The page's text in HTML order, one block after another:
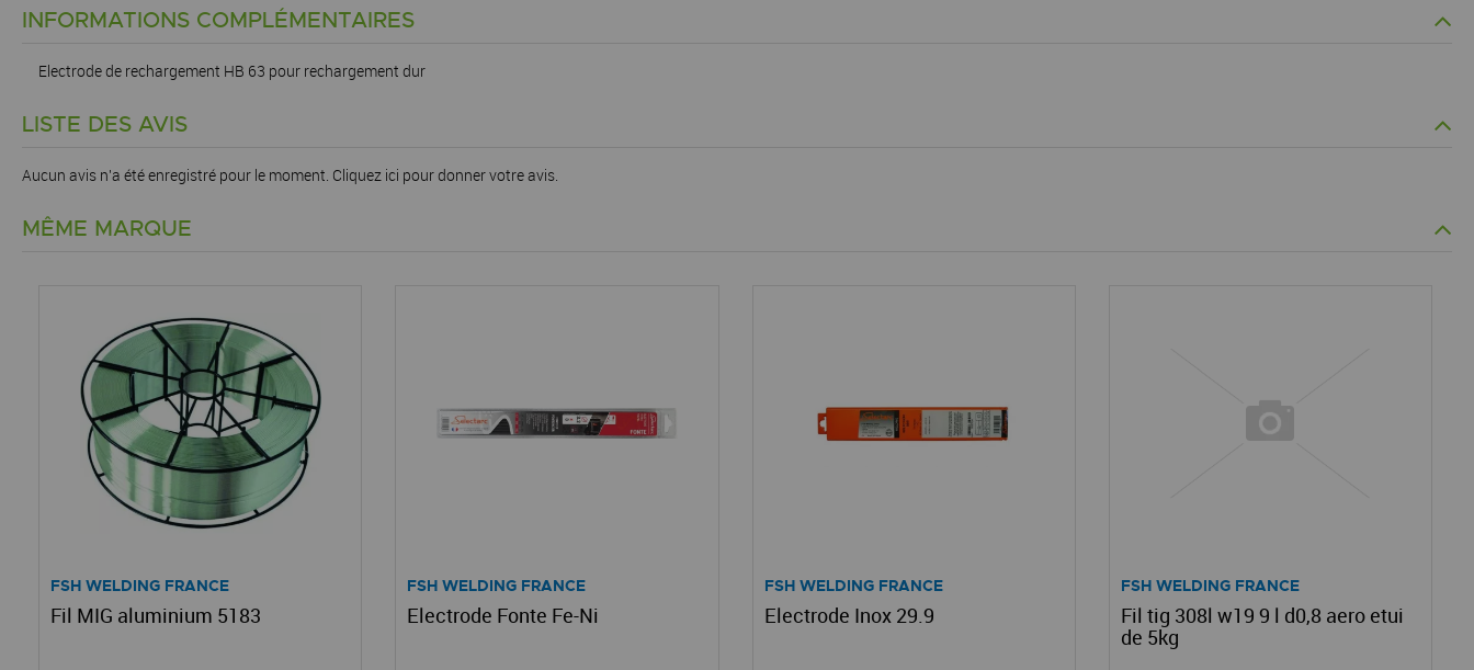
INFORMATIONS COMPLÉMENTAIRES
Electrode de rechargement HB 63 pour rechargement dur
LISTE DES AVIS
Aucun avis n'a été enregistré pour le moment. Cliquez ici pour donner votre avis.
MÊME MARQUE
FSH WELDING FRANCE
Fil MIG aluminium 5183
FSH WELDING FRANCE
Electrode Fonte Fe-Ni
FSH WELDING FRANCE
Electrode Inox 29.9
FSH WELDING FRANCE
Fil tig 308l w19 9 l d0,8 aero etui
de 5kg